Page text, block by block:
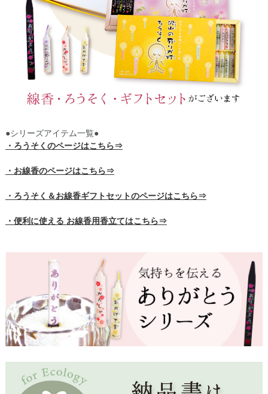
●シリーズアイテム一覧●
・ろうそくのページはこちら⇒
・お線香のページはこちら⇒
・ろうそく＆お線香ギフトセットのページはこちら⇒
・便利に使える お線香用香立てはこちら⇒